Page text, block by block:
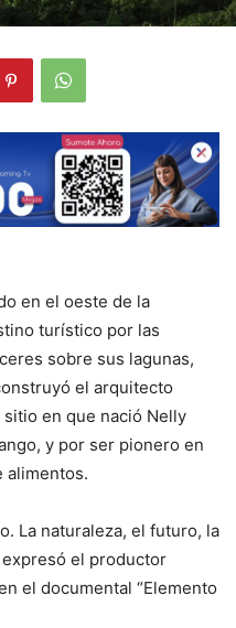
en el oeste de la
turístico por las
sobre sus lagunas,
el arquitecto
en que nació Nelly
y por ser pionero en
alimentos.
La naturaleza, el futuro, la
expresó el productor
el documental “Elemento